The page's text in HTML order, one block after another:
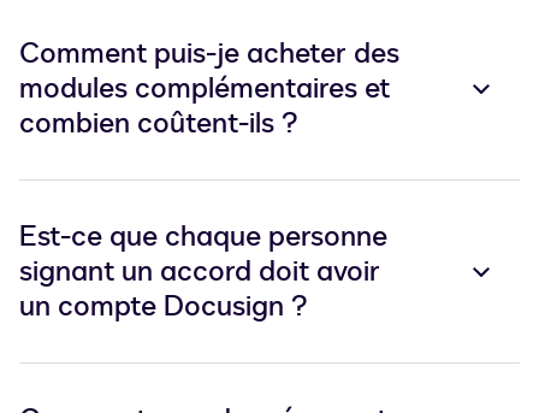
Comment puis-je acheter des
modules complémentaires et
combien coûtent-ils ?
Est-ce que chaque personne
signant un accord doit avoir
un compte Docusign ?